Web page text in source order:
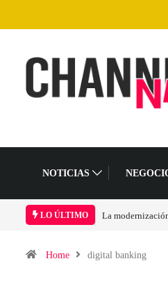
NOTICIAS
LO ÚLTIMO La
Home digital banking